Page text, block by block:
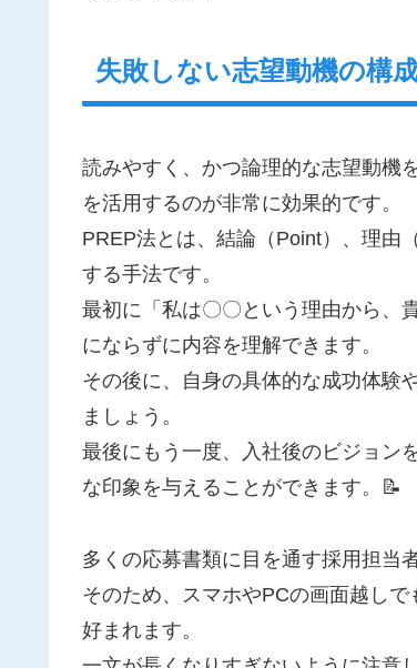
失敗しない志望動機の構
読みやすく、かつ論理的な志望動機
を活用するのが非常に効果的です。
PREP法とは、結論（Point）、理由
する手法です。
最初に「私は〇〇という理由から、
にならずに内容を理解できます。
その後に、自身の具体的な成功体験
ましょう。
最後にもう一度、入社後のビジョン
な印象を与えることができます。📝
多くの応募書類に目を通す採用担当
そのため、スマホやPCの画面越し
好まれます。